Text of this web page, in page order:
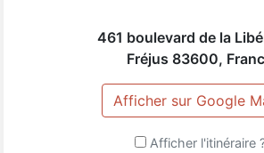
461 boulevard de la
Fréjus 83600,
Afficher sur Google
Afficher l'itinéraire